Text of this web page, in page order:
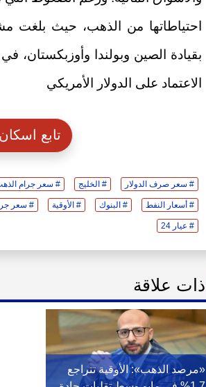
بقيادة الصين وبولندا وأوزبكستان،
الاعتماد على الدولار الأمريكي
تابع
# سعر صرف الدولار # الخليج # سعر جرام الذهب
# أسعار النفط # البنوك # الأوقية # سعر
# عيار 24
ذات علاقة
«مرصد الذهب»: الأوقية تتراجع